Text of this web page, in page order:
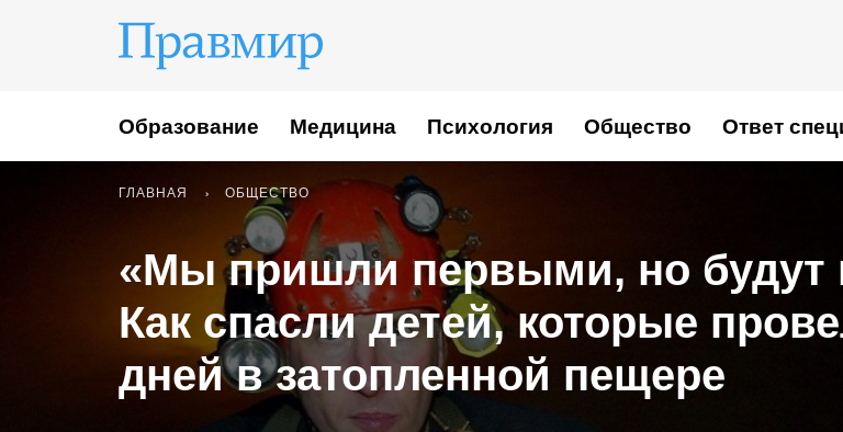
Образование Медицина Психология Общество Ответ
ГЛАВНАЯ ОБЩЕСТВО
«Мы пришли первыми, но будут
Как спасли детей, которые
дней в затопленной пещере